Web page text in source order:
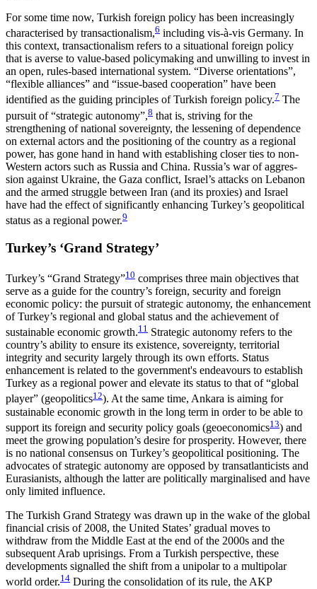
For some time now, Turkish foreign policy has been increasingly
characterised by transactionalism,6 including vis-à-vis Germany. In
this context, trans­actionalism refers to a situational foreign policy
that is averse to value-based policymaking and unwilling to invest in
an open, rules-based international system. “Diverse orientations”,
“flexible alliances” and “issue-based cooperation” have been
identified as the guid­ing principles of Turkish foreign policy.7 The
pursuit of “strategic autonomy”,8 that is, striving for the
strengthening of national sovereignty, the lessening of dependence
on external actors and the positioning of the country as a regional
power, has gone hand in hand with establishing closer ties to non-
Western actors such as Russia and China. Russia’s war of ag­gres­
sion against Ukraine, the Gaza conflict, Israel’s attacks on Lebanon
and the armed struggle between Iran (and its proxies) and Israel
have had the effect of significantly enhancing Turkey’s geopolitical
status as a regional power.9
Turkey’s ‘Grand Strategy’
Turkey’s “Grand Strategy”10 comprises three main objectives that
serve as a guide for the country’s foreign, security and foreign
economic policy: the pursuit of strategic autonomy, the enhancement
of Turkey’s regional and global status and the achievement of
sustainable economic growth.11 Strategic autonomy refers to the
country’s ability to ensure its existence, sovereignty, territorial
integrity and secu­rity largely through its own efforts. Status
enhancement is related to the government's endeavours to establish
Turkey as a regional power and elevate its status to that of “global
player” (geopolitics12). At the same time, Ankara is aiming for
sustainable eco­nomic growth in the long term in order to be able to
support its foreign and security policy goals (geo­economics13) and
meet the growing population’s desire for prosperity. However, there
is no national consensus on Turkey’s geopolitical positioning. The
advocates of strategic autonomy are opposed by transatlanticists and
Eurasianists, although the latter are politically marginalised and have
only limited influence.
The Turkish Grand Strategy was drawn up in the wake of the global
financial crisis of 2008, the United States’ gradual moves to
withdraw from the Middle East at the end of the 2000s and the
subsequent Arab uprisings. From a Turkish perspective, these
developments signalled the shift from a unipolar to a multipolar
world order.14 During the consolidation of its rule, the AKP